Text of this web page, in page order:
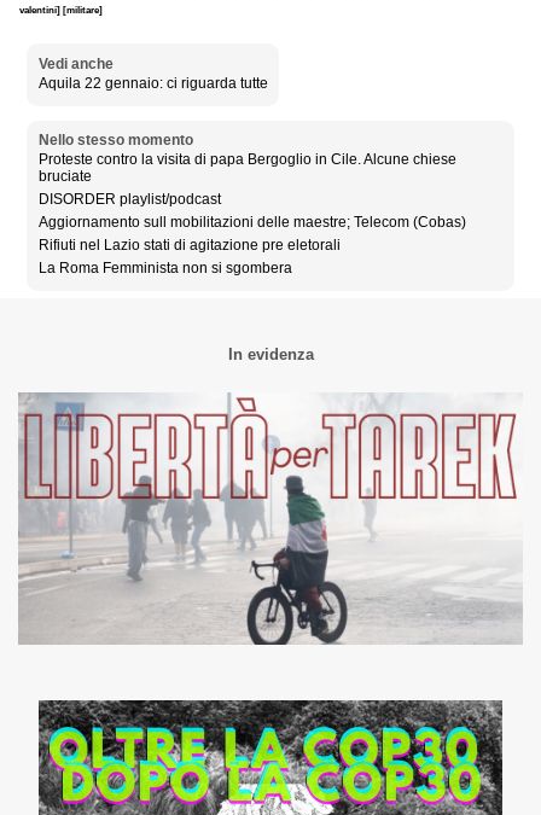
valentini] [militare]
Vedi anche
Aquila 22 gennaio: ci riguarda tutte
Nello stesso momento
Proteste contro la visita di papa Bergoglio in Cile. Alcune chiese
bruciate
DISORDER playlist/podcast
Aggiornamento sull mobilitazioni delle maestre; Telecom (Cobas)
Rifiuti nel Lazio stati di agitazione pre eletorali
La Roma Femminista non si sgombera
In evidenza